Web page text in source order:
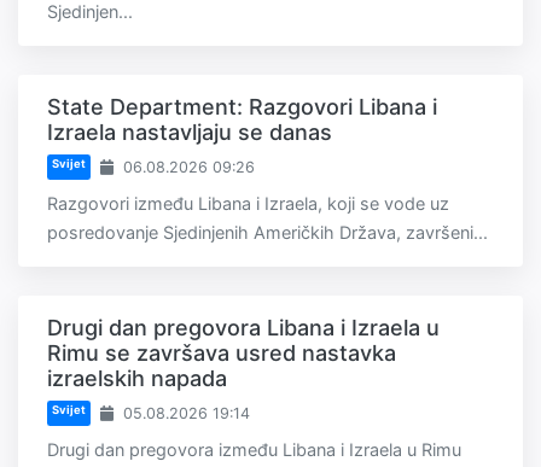
Sjedinjen...
State Department: Razgovori Libana i
Izraela nastavljaju se danas
Svijet 06.08.2026 09:26
Razgovori između Libana i Izraela, koji se vode uz
posredovanje Sjedinjenih Američkih Država, završeni...
Drugi dan pregovora Libana i Izraela u
Rimu se završava usred nastavka
izraelskih napada
Svijet 05.08.2026 19:14
Drugi dan pregovora između Libana i Izraela u Rimu